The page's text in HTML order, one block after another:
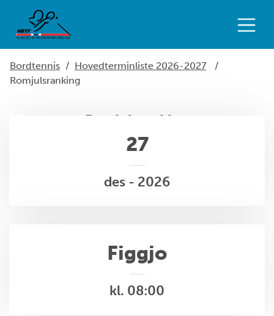
Bordtennis / Hovedterminliste 2026-2027
/
Romjulsranking
Romjulsranking
27
des - 2026
Figgjo
kl. 08:00